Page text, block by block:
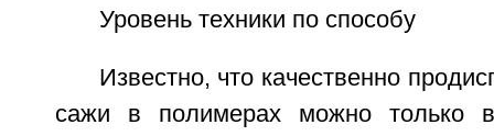
Уровень техники по способу
Известно, что качественно
сажи в полимерах можно только